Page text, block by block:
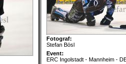
Fotograf:
Stefan Bösl
Event:
ERC Ingolstadt - Mannheim -